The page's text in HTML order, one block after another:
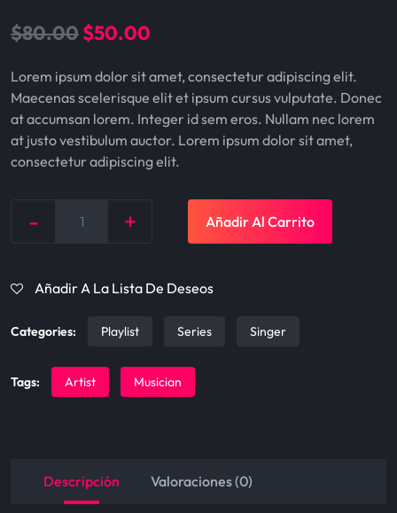
$80.00O
i
g
i
r
e
s
:
$50.00
r
r
e
n
i
i
$
Lorem ipsum dolor sit amet, consectetur adipiscing elit.
Maecenas scelerisque elit et ipsum cursus vulputate. Donec
at accumsan lorem. Integer id sem eros. Nullam nec lorem
at justo vestibulum auctor. Lorem ipsum dolor sit amet,
consectetur adipiscing elit.
Quantity
- + Añadir Al Carrito
Añadir A La Lista De Deseos
Categories: Playlist Series Singer
Tags: Artist Musician
Descripción Valoraciones (0)